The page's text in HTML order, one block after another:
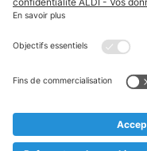
Textes marqués d'un
* Nous vendons ces
au cas où, malgré le
prématurément en
** Sur ce site, l’utilisation